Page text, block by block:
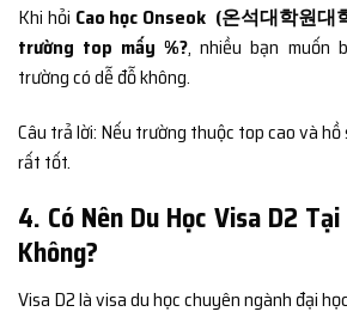
Khi hỏi Cao học Onseok (온석대학원대
trường top mấy %?, nhiều bạn muốn
trường có dễ đỗ không.
Câu trả lời: Nếu trường thuộc top cao và
rất tốt.
4. Có Nên Du Học Visa D2
Không?
Visa D2 là visa du học chuyên ngành đại